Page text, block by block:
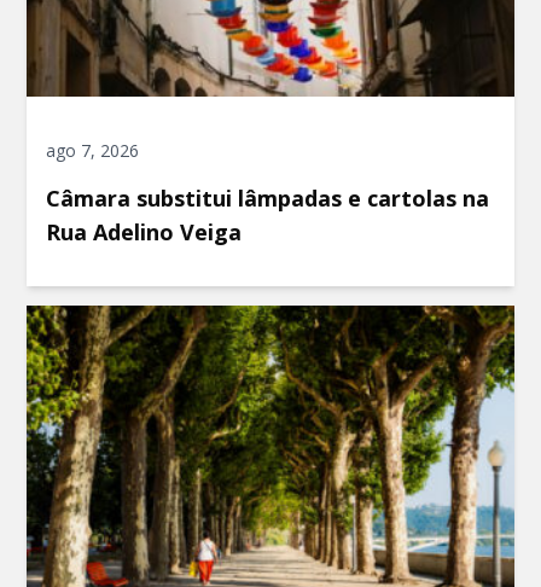
ago 7, 2026
Câmara substitui lâmpadas e cartolas na
Rua Adelino Veiga